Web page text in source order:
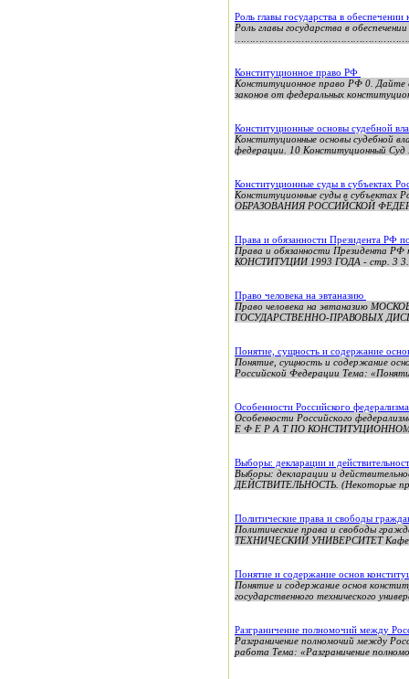
Роль главы государства в
Роль главы государства в
Конституционное право РФ
Конституционное право РФ 0. Дайте
законов от федеральных
Конституционные основы судебной
Конституционные основы судебной
федерации. 10 Конституционный
Конституционные суды в субъектах
Конституционные суды в субъектах
ОБРАЗОВАНИЯ РОССИЙСКОЙ
Права и обязанности Президента РФ
Права и обязанности
КОНСТИТУЦИИ 1993 ГОДА - стр. 3
Право человека на эвтаназию
Право человека на эвтаназию
ГОСУДАРСТВЕННО-ПРАВОВЫХ
Понятие, сущность и содержание
Понятие, сущность и содержание
Российской Федерации Тема:
Особенности Российского
Особенности Российского
Е Ф Е Р А Т ПО
Выборы: декларации и
Выборы: декларации и
ДЕЙСТВИТЕЛЬНОСТЬ. (Некоторые
Политические права и свободы
Политические права и свободы
ТЕХНИЧЕСКИЙ УНИВЕРСИТЕТ
Понятие и содержание основ
Понятие и содержание основ
государственного технического
Разграничение полномочий между
Разграничение полномочий между
работа Тема: «Разграничение